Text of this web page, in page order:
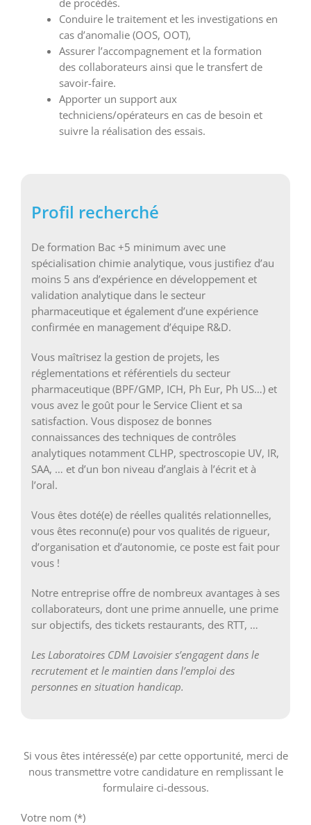
de procédés.
Conduire le traitement et les investigations en
cas d’anomalie (OOS, OOT),
Assurer l’accompagnement et la formation
des collaborateurs ainsi que le transfert de
savoir-faire.
Apporter un support aux
techniciens/opérateurs en cas de besoin et
suivre la réalisation des essais.
Profil recherché
De formation Bac +5 minimum avec une
spécialisation chimie analytique, vous justifiez d’au
moins 5 ans d’expérience en développement et
validation analytique dans le secteur
pharmaceutique et également d’une expérience
confirmée en management d’équipe R&D.
Vous maîtrisez la gestion de projets, les
réglementations et référentiels du secteur
pharmaceutique (BPF/GMP, ICH, Ph Eur, Ph US…) et
vous avez le goût pour le Service Client et sa
satisfaction. Vous disposez de bonnes
connaissances des techniques de contrôles
analytiques notamment CLHP, spectroscopie UV, IR,
SAA, … et d’un bon niveau d’anglais à l’écrit et à
l’oral.
Vous êtes doté(e) de réelles qualités relationnelles,
vous êtes reconnu(e) pour vos qualités de rigueur,
d’organisation et d’autonomie, ce poste est fait pour
vous !
Notre entreprise offre de nombreux avantages à ses
collaborateurs, dont une prime annuelle, une prime
sur objectifs, des tickets restaurants, des RTT, …
Les Laboratoires CDM Lavoisier s’engagent dans le
recrutement et le maintien dans l’emploi des
personnes en situation handicap.
Si vous êtes intéressé(e) par cette opportunité, merci de
nous transmettre votre candidature en remplissant le
formulaire ci-dessous.
Votre nom (*)